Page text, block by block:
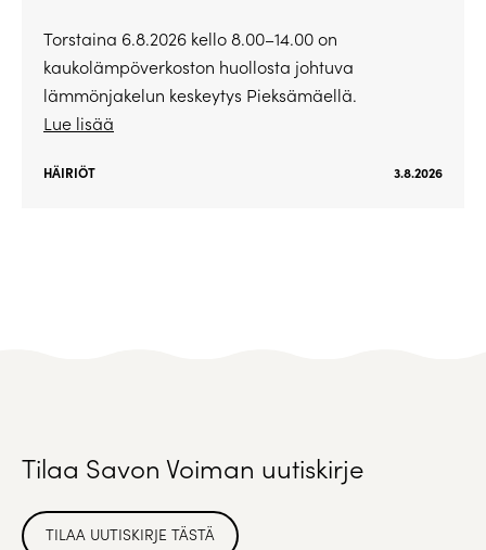
Torstaina 6.8.2026 kello 8.00–14.00 on
kaukolämpöverkoston huollosta johtuva
lämmönjakelun keskeytys Pieksämäellä.
Lue lisää
HÄIRIÖT 3.8.2026
Tilaa Savon Voiman uutiskirje
TILAA UUTISKIRJE TÄSTÄ